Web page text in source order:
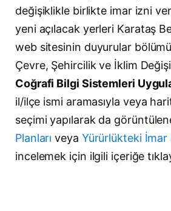
değişiklikle birlikte imar izni
yeni açılacak yerleri Karataş
web sitesinin duyurular
Çevre, Şehircilik ve İklim
Coğrafi Bilgi Sistemleri
il/ilçe ismi aramasıyla veya
seçimi yapılarak da
Planları veya Yürürlükteki İmar
incelemek için ilgili içeriğe